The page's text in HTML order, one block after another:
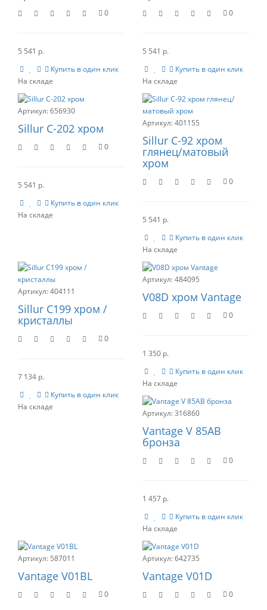
0
5 541 р.
Купить в один клик
0
5 541 р.
Купить в один клик
656930
Sillur С-202 хром
0
5 541 р.
Купить в один клик
401155
Sillur С-92 хром
глянец/матовый
хром
0
5 541 р.
Купить в один клик
404111
Sillur С199 хром /
кристаллы
0
7 134 р.
Купить в один клик
484095
V08D хром Vantage
0
1 350 р.
Купить в один клик
316860
Vantage V 85AB
бронза
0
1 457 р.
Купить в один клик
587011
Vantage V01BL
0
642735
Vantage V01D
0